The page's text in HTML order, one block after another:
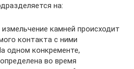
на:
камней происходит
контакта с ними
одном конкременте,
во время